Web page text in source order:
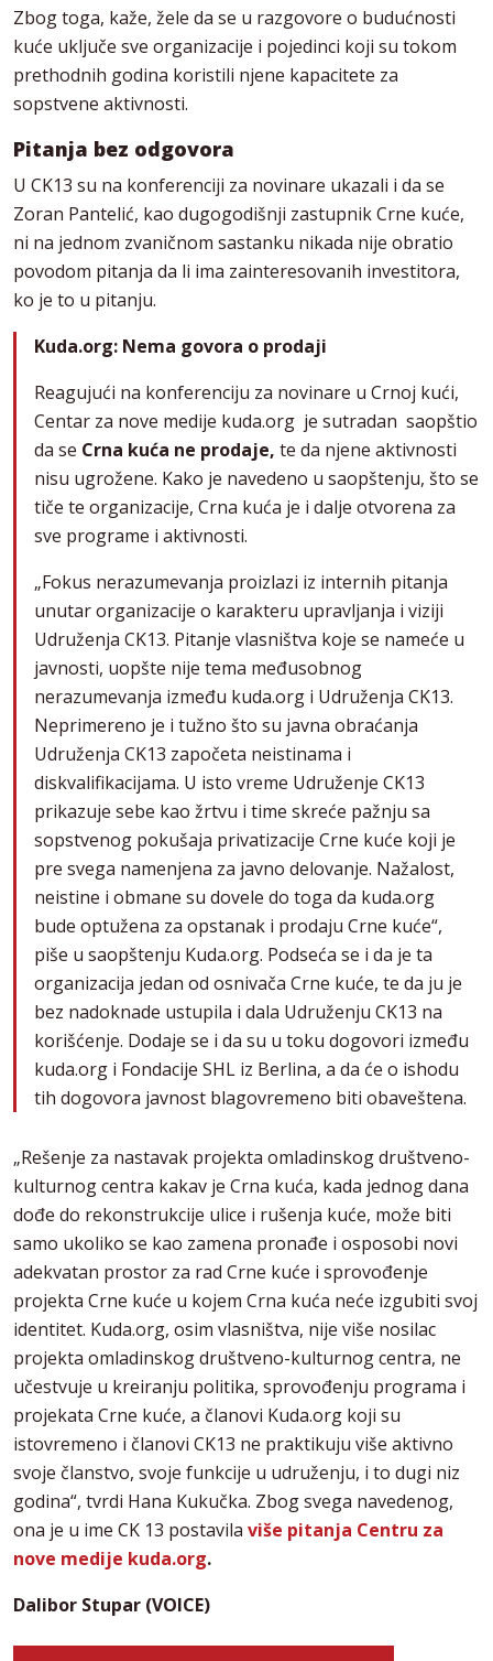
Zbog toga, kaže, žele da se u razgovore o budućnosti
kuće uključe sve organizacije i pojedinci koji su tokom
prethodnih godina koristili njene kapacitete za
sopstvene aktivnosti.
Pitanja bez odgovora
U CK13 su na konferenciji za novinare ukazali i da se
Zoran Pantelić, kao dugogodišnji zastupnik Crne kuće,
ni na jednom zvaničnom sastanku nikada nije obratio
povodom pitanja da li ima zainteresovanih investitora,
ko je to u pitanju.
Kuda.org: Nema govora o prodaji
Reagujući na konferenciju za novinare u Crnoj kući,
Centar za nove medije kuda.org je sutradan saopštio
da se Crna kuća ne prodaje, te da njene aktivnosti
nisu ugrožene. Kako je navedeno u saopštenju, što se
tiče te organizacije, Crna kuća je i dalje otvorena za
sve programe i aktivnosti.
„Fokus nerazumevanja proizlazi iz internih pitanja
unutar organizacije o karakteru upravljanja i viziji
Udruženja CK13. Pitanje vlasništva koje se nameće u
javnosti, uopšte nije tema međusobnog
nerazumevanja između kuda.org i Udruženja CK13.
Neprimereno je i tužno što su javna obraćanja
Udruženja CK13 započeta neistinama i
diskvalifikacijama. U isto vreme Udruženje CK13
prikazuje sebe kao žrtvu i time skreće pažnju sa
sopstvenog pokušaja privatizacije Crne kuće koji je
pre svega namenjena za javno delovanje. Nažalost,
neistine i obmane su dovele do toga da kuda.org
bude optužena za opstanak i prodaju Crne kuće“,
piše u saopštenju Kuda.org. Podseća se i da je ta
organizacija jedan od osnivača Crne kuće, te da ju je
bez nadoknade ustupila i dala Udruženju CK13 na
korišćenje. Dodaje se i da su u toku dogovori između
kuda.org i Fondacije SHL iz Berlina, a da će o ishodu
tih dogovora javnost blagovremeno biti obaveštena.
„Rešenje za nastavak projekta omladinskog društveno-
kulturnog centra kakav je Crna kuća, kada jednog dana
dođe do rekonstrukcije ulice i rušenja kuće, može biti
samo ukoliko se kao zamena pronađe i osposobi novi
adekvatan prostor za rad Crne kuće i sprovođenje
projekta Crne kuće u kojem Crna kuća neće izgubiti svoj
identitet. Kuda.org, osim vlasništva, nije više nosilac
projekta omladinskog društveno-kulturnog centra, ne
učestvuje u kreiranju politika, sprovođenju programa i
projekata Crne kuće, a članovi Kuda.org koji su
istovremeno i članovi CK13 ne praktikuju više aktivno
svoje članstvo, svoje funkcije u udruženju, i to dugi niz
godina“, tvrdi Hana Kukučka. Zbog svega navedenog,
ona je u ime CK 13 postavila više pitanja Centru za
nove medije kuda.org.
Dalibor Stupar (VOICE)